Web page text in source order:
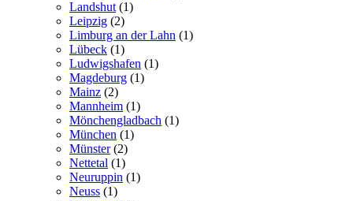
Landshut (1)
Leipzig (2)
Limburg an der Lahn (1)
Lübeck (1)
Ludwigshafen (1)
Magdeburg (1)
Mainz (2)
Mannheim (1)
Mönchengladbach (1)
München (1)
Münster(2)
Nettetal (1)
Neuruppin (1)
Neuss (1)